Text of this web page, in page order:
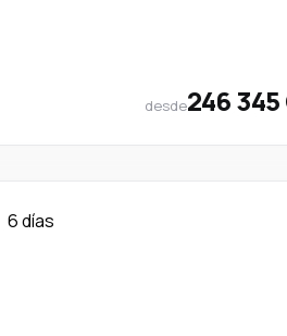
desde246 345
6 días